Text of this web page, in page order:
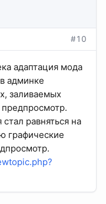
#10
адаптация мода
админке
заливаемых
равняться на
графические